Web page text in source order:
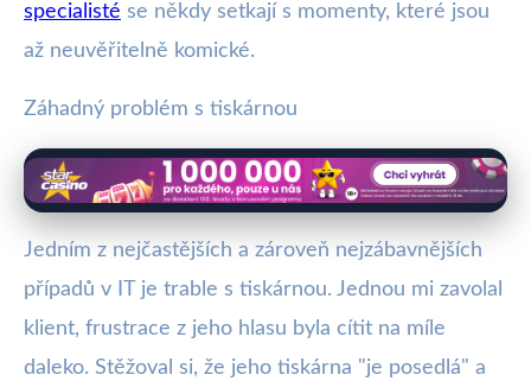
specialisté se někdy setkají s momenty, které jsou
až neuvěřitelně komické.
Záhadný problém s tiskárnou
Jedním z nejčastějších a zároveň nejzábavnějších
případů v IT je trable s tiskárnou. Jednou mi zavolal
klient, frustrace z jeho hlasu byla cítit na míle
daleko. Stěžoval si, že jeho tiskárna "je posedlá" a